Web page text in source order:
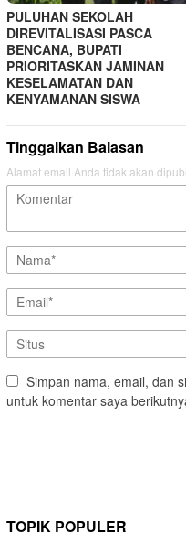
PULUHAN SEKOLAH
DIREVITALISASI PASCA
BENCANA, BUPATI
PRIORITASKAN JAMINAN
KESELAMATAN DAN
KENYAMANAN SISWA
Tinggalkan Balasan
Alamat email Anda tidak akan
Simpan nama, email, dan
untuk komentar saya
TOPIK POPULER